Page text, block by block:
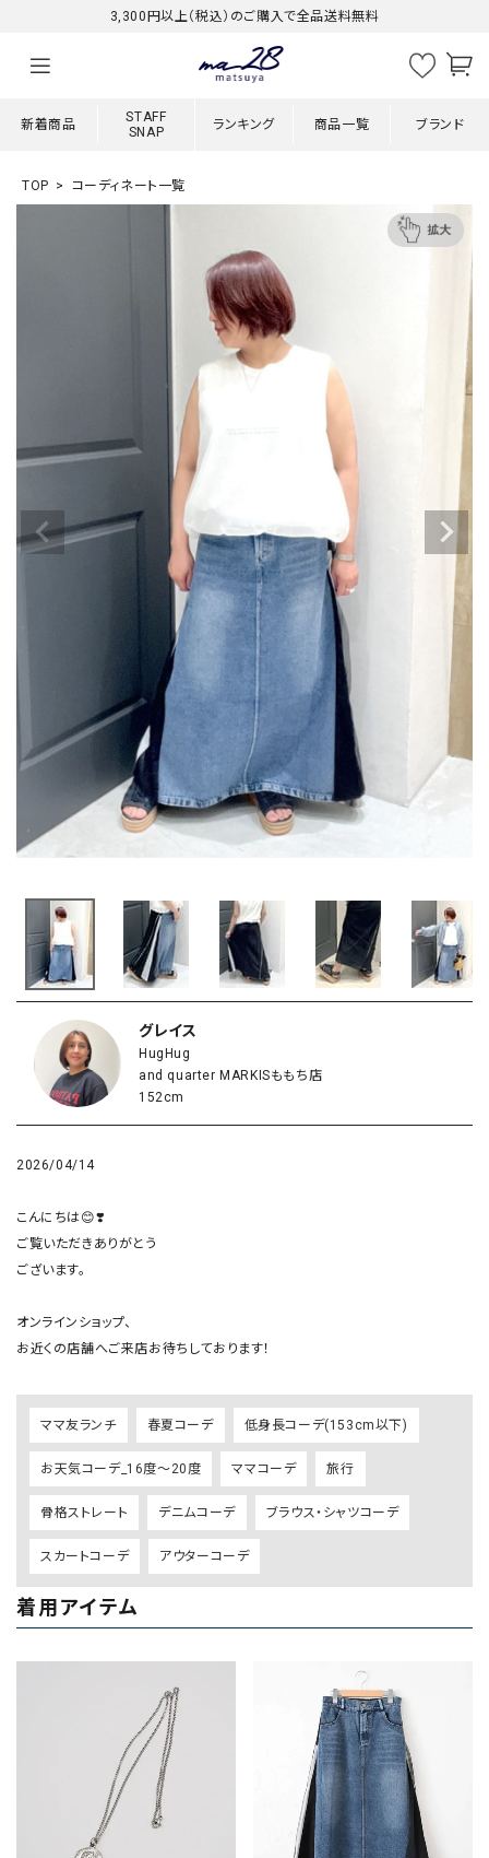
3,300円以上（税込）のご購入で全品送料無料
新着商品
STAFF
SNAP
ランキング 商品一覧 ブランド
TOP コーディネート一覧
グレイス
HugHug
and quarter MARKISももち店
152cm
2026/04/14
こんにちは😊❣️
ご覧いただきありがとう
ございます。
オンラインショップ、
お近くの店舗へご来店お待ちしております！
ママ友ランチ 春夏コーデ 低身長コーデ(153cm以下)
お天気コーデ_16度～20度 ママコーデ 旅行
骨格ストレート デニムコーデ ブラウス・シャツコーデ
スカートコーデ アウターコーデ
着用アイテム